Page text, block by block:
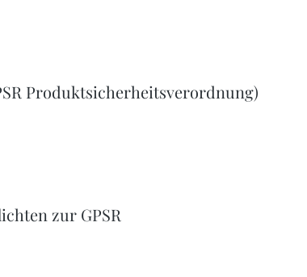
Produktsicherheitsverordnung)
zur GPSR